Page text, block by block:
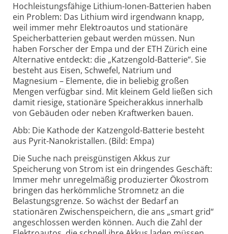
Hoch­leistungs­fähige Lithium-Ionen-Batterien haben
ein Problem: Das Lithium wird irgend­wann knapp,
weil immer mehr Elektro­autos und stationäre
Speicher­batterien gebaut werden müssen. Nun
haben Forscher der Empa und der ETH Zürich eine
Alter­native entdeckt: die „Katzen­gold-Batterie“. Sie
besteht aus Eisen, Schwefel, Natrium und
Magnesium – Elemente, die in beliebig großen
Mengen verfüg­bar sind. Mit kleinem Geld ließen sich
damit riesige, stationäre Speicher­akkus innerhalb
von Gebäuden oder neben Kraft­werken bauen.
Abb: Die Kathode der Katzen­gold-Batterie besteht
aus Pyrit-Nano­kristallen. (Bild: Empa)
Die Suche nach preis­günstigen Akkus zur
Speicherung von Strom ist ein dringendes Geschäft:
Immer mehr unregel­mäßig produzierter Öko­strom
bringen das her­kömm­liche Strom­netz an die
Belastungs­grenze. So wächst der Bedarf an
stationären Zwischen­speichern, die ans „smart grid“
an­ge­schlossen werden können. Auch die Zahl der